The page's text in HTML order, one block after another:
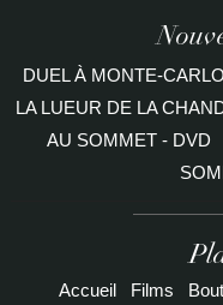
DUEL À MONTE-
LA LUEUR DE LA
AU SOMMET - DVD
Accueil Films